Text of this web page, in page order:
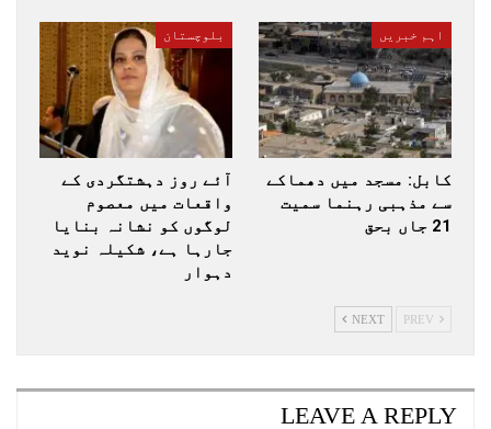
اہم خبریں
کابل: مسجد میں دھماکے
سے مذہبی رہنما سمیت
21 جاں بحق
بلوچستان
آئے روز دہشتگردی کے
واقعات میں معصوم
لوگوں کو نشانہ بنایا
جارہا ہے، شکیلہ نوید
دہوار
NEXT
LEAVE A REPLY